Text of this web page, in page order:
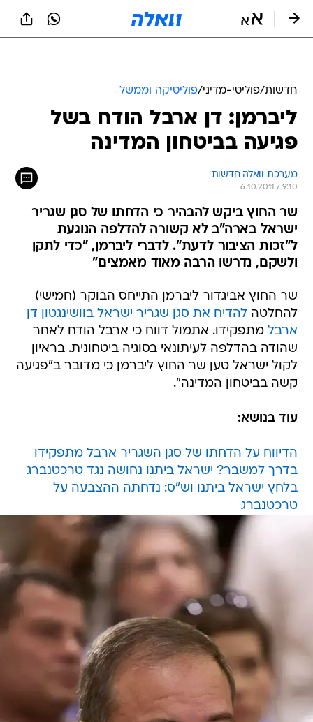
חדשות/פוליטי-מדיני/פוליטיקה וממשל
ליברמן: דן ארבל הודח בשל
פגיעה בביטחון המדינה
מערכת וואלה חדשות
6.10.2011 / 9:10
שר החוץ ביקש להבהיר כי הדחתו של סגן שגריר
ישראל בארה"ב לא קשורה להדלפה הנוגעת
ל"זכות הציבור לדעת". לדברי ליברמן, "כדי לתקן
ולשקם, נדרשו הרבה מאוד מאמצים"
שר החוץ אביגדור ליברמן התייחס הבוקר (חמישי)
להחלטהלהדיח את סגן שגריר ישראל בוושינגטון דן
ארבל מתפקידו. אתמול דווח כי ארבל הודח לאחר
שהודה בהדלפה לעיתונאי בסוגיה ביטחונית. בראיון
לקול ישראל טען שר החוץ ליברמן כי מדובר ב"פגיעה
קשה בביטחון המדינה".
עוד בנושא:
הדיווח על הדחתו של סגן השגריר ארבל מתפקידו
בדרך למשבר? ישראל ביתנו נחושה נגד טרכטנברג
בלחץ ישראל ביתנו וש"ס: נדחתה ההצבעה על
טרכטנברג